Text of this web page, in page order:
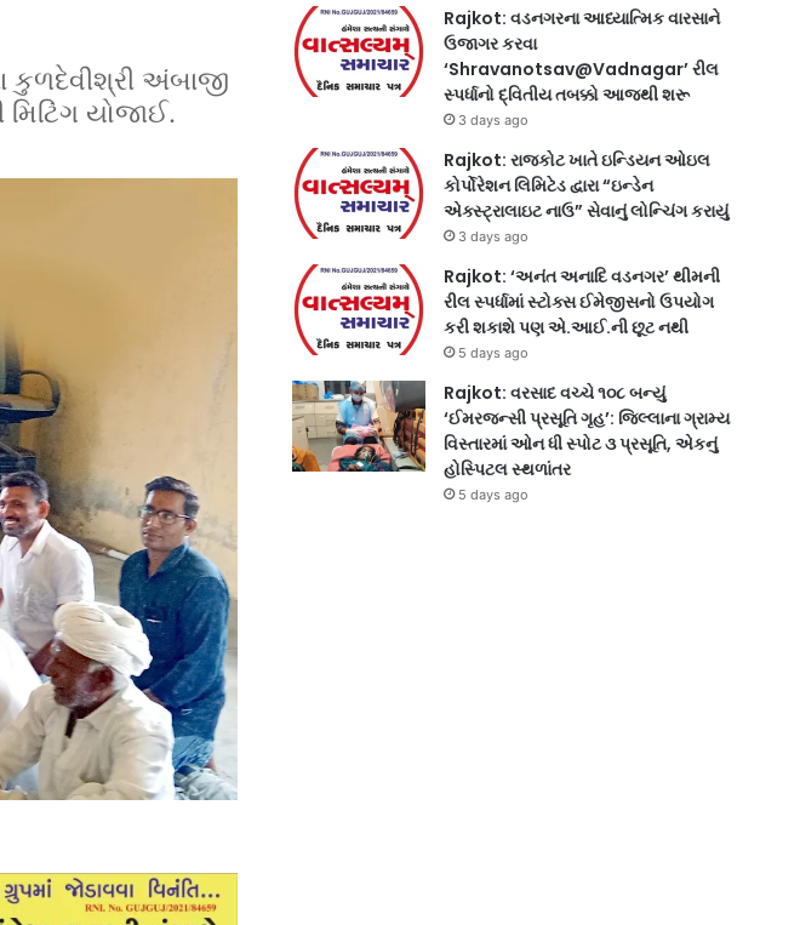
કુળદેવીશ્રી અંબાજી
મિટિંગ યોજાઈ.
Rajkot: વડનગરના આધ્યાત્મિક વારસાને
ઉજાગર કરવા
‘Shravanotsav@Vadnagar’ રીલ
સ્પર્ધાનો દ્વિતીય તબક્કો આજથી શરૂ
3 days ago
Rajkot: રાજકોટ ખાતે ઇન્ડિયન ઓઇલ
કોર્પોરેશન લિમિટેડ દ્વારા “ઇન્ડેન
એક્સ્ટ્રાલાઇટ નાઉ” સેવાનું લોન્ચિંગ કરાયું
3 days ago
Rajkot: ‘અનંત અનાદિ વડનગર’ થીમની
રીલ સ્પર્ધામાં સ્ટોક્સ ઈમેજીસનો ઉપયોગ
કરી શકાશે પણ એ.આઈ.ની છૂટ નથી
5 days ago
Rajkot: વરસાદ વચ્ચે ૧૦૮ બન્યું
‘ઈમરજન્સી પ્રસૂતિ ગૃહ’: જિલ્લાના ગ્રામ્ય
વિસ્તારમાં ઓન ધી સ્પોટ ૩ પ્રસૂતિ, એકનું
હોસ્પિટલ સ્થળાંતર
5 days ago